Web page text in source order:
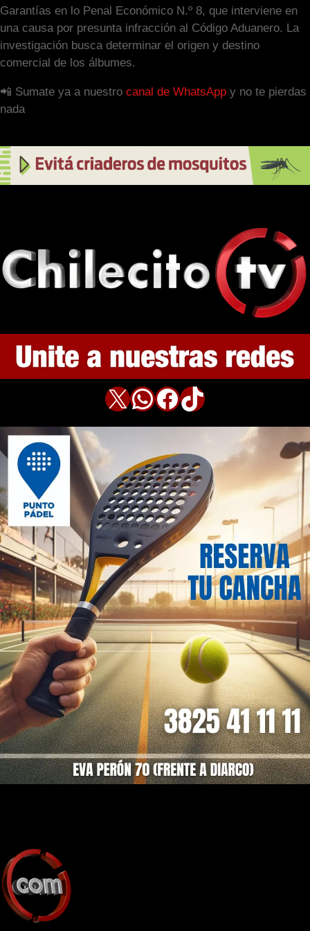
Garantías en lo Penal Económico N.º 8, que interviene en
una causa por presunta infracción al Código Aduanero. La
investigación busca determinar el origen y destino
comercial de los álbumes.
📲 Sumate ya a nuestro canal de WhatsApp y no te pierdas
nada
X WhatsApp Facebook TikTok